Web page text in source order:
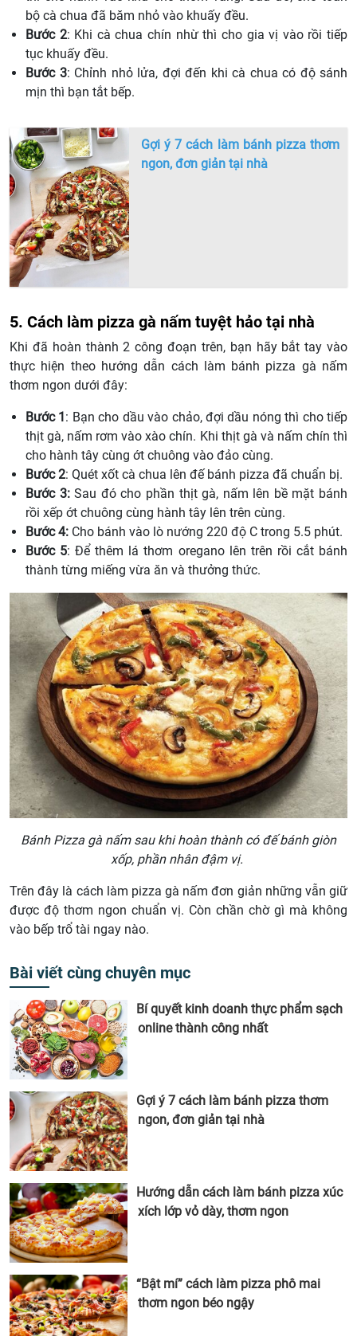
bộ cà chua đã băm nhỏ vào khuấy đều.
Bước 2: Khi cà chua chín nhừ thì cho gia vị vào rồi tiếp
tục khuấy đều.
Bước 3: Chỉnh nhỏ lửa, đợi đến khi cà chua có độ sánh
mịn thì bạn tắt bếp.
Gợi ý 7 cách làm bánh pizza thơm
ngon, đơn giản tại nhà
5. Cách làm pizza gà nấm tuyệt hảo tại nhà
Khi đã hoàn thành 2 công đoạn trên, bạn hãy bắt tay vào
thực hiện theo hướng dẫn cách làm bánh pizza gà nấm
thơm ngon dưới đây:
Bước 1 : Bạn cho dầu vào chảo, đợi dầu nóng thì cho tiếp
thịt gà, nấm rơm vào xào chín. Khi thịt gà và nấm chín thì
cho hành tây cùng ớt chuông vào đảo cùng.
Bước 2: Quét xốt cà chua lên đế bánh pizza đã chuẩn bị.
Bước 3:Sau đó cho phần thịt gà, nấm lên bề mặt bánh
rồi xếp ớt chuông cùng hành tây lên trên cùng.
Bước 4: Cho bánh vào lò nướng 220 độ C trong 5.5 phút.
Bước 5: Để thêm lá thơm oregano lên trên rồi cắt bánh
thành từng miếng vừa ăn và thưởng thức.
Bánh Pizza gà nấm sau khi hoàn thành có đế bánh giòn
xốp, phần nhân đậm vị.
Trên đây là cách làm pizza gà nấm đơn giản những vẫn giữ
được độ thơm ngon chuẩn vị. Còn chần chờ gì mà không
vào bếp trổ tài ngay nào.
Bài viết cùng chuyên mục
Bí quyết kinh doanh thực phẩm sạch
online thành công nhất
Gợi ý 7 cách làm bánh pizza thơm
ngon, đơn giản tại nhà
Hướng dẫn cách làm bánh pizza xúc
xích lớp vỏ dày, thơm ngon
“Bật mí” cách làm pizza phô mai
thơm ngon béo ngậy